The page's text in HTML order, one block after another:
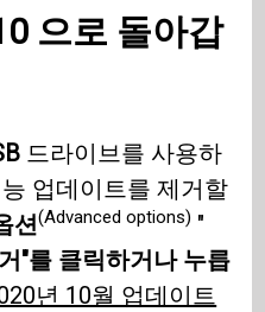
으로 돌아갑
드라이브를 사용하
업데이트를 제거할
션(Advanced options) "
"를 클릭하거나 누릅
년 10월 업데이트